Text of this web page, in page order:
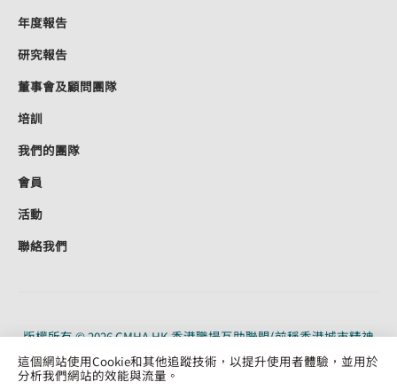
年度報告
研究報告
董事會及顧問團隊
培訓
我們的團隊
會員
活動
聯絡我們
版權所有 © 2026 CMHA HK 香港職場互助聯盟(前稱香港城市精神
健康聯盟)。CMHA HK 是根據《稅務條例》（91/19956）第 88 條獲
認可的慈善機構。保留所有權利。
這個網站使用Cookie和其他追蹤技術，以提升使用者體驗，並用於
分析我們網站的效能與流量。